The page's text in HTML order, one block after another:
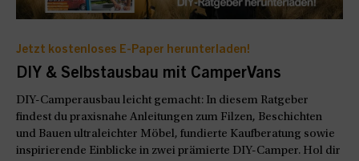
Jetzt kostenloses E-Paper herunterladen!
DIY & Selbstausbau mit CamperVans
DIY-Camperausbau leicht gemacht: In diesem Ratgeber
findest du praxisnahe Anleitungen zum Filzen, Beschichten
und Bauen ultraleichter Möbel, fundierte Kaufberatung sowie
inspirierende Einblicke in zwei prämierte DIY-Camper. Hol dir